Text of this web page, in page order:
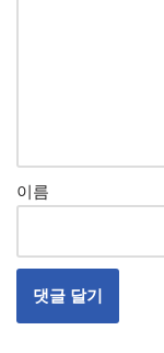
이름